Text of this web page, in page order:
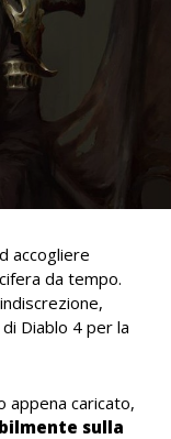
accogliere
da tempo.
Diablo 4 per la
appena caricato,
sulla